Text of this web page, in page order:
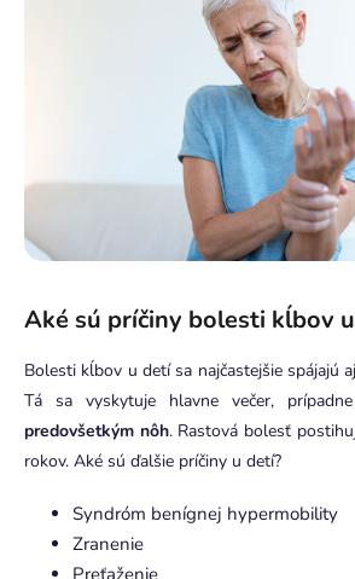
Aké sú príčiny bolesti kĺbov
Bolesti kĺbov u detí sa najčastejšie spájajú
Tá sa vyskytuje hlavne večer,
predovšetkým nôh. Rastová bolesť
rokov. Aké sú ďalšie príčiny u detí?
Syndróm benígnej hypermobility
Zranenie
Preťaženie